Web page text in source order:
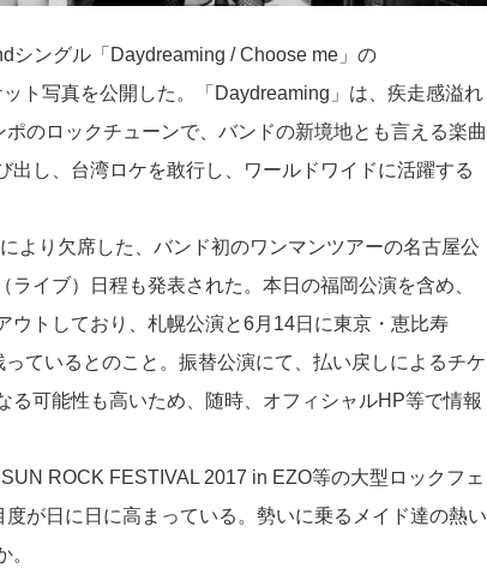
ングル「Daydreaming / Choose me」の
ト写真を公開した。「Daydreaming」は、疾走感溢れ
のロックチューンで、バンドの新境地とも言える楽曲
し、台湾ロケを敢行し、ワールドワイドに活躍する
より欠席した、バンド初のワンマンツアーの名古屋公
イブ）日程も発表された。本日の福岡公演を含め、
トしており、札幌公演と6月14日に東京・恵比寿
ているとのこと。振替公演にて、払い戻しによるチケ
可能性も高いため、随時、オフィシャルHP等で情報
ROCK FESTIVAL 2017 in EZO等の大型ロックフェ
が日に日に高まっている。勢いに乗るメイド達の熱い
。